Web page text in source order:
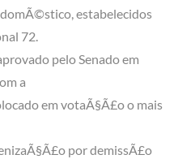
estabelecidos
72.
pelo Senado em
a
em votaÃ§Ã£o o mais
por demissÃ£o